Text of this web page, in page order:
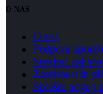
O NAS
O nas
Podpora
Servisni
Zasebnost in
Splošni pogoji